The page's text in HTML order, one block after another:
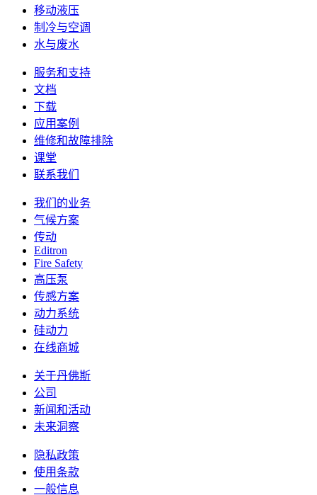
移动液压
制冷与空调
水与废水
服务和支持
文档
下载
应用案例
维修和故障排除
课堂
联系我们
我们的业务
气候方案
传动
Editron
Fire Safety
高压泵
传感方案
动力系统
硅动力
在线商城
关于丹佛斯
公司
新闻和活动
未来洞察
隐私政策
使用条款
一般信息